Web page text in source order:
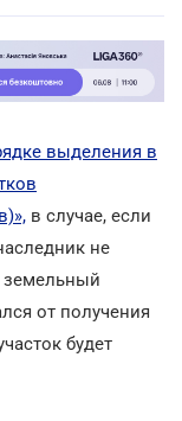
выделения в
в случае, если
не
земельный
от получения
будет